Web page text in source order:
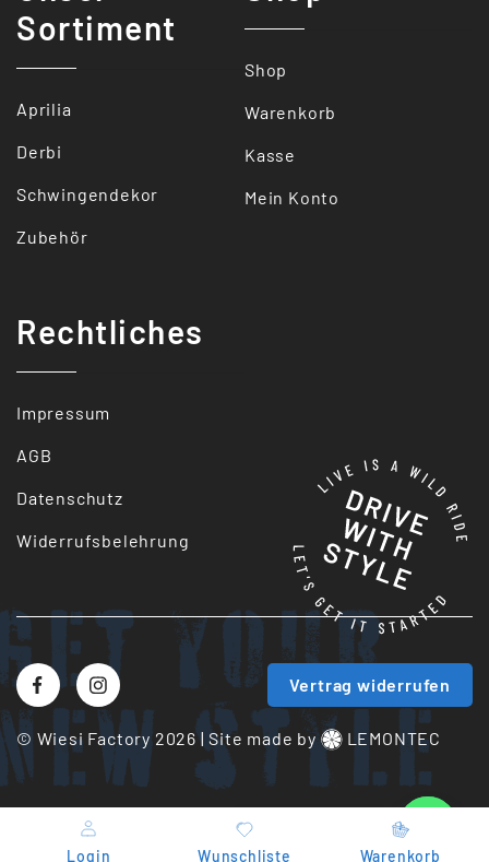
Login Wunschliste Warenkorb
Sortiment
Aprilia
Derbi
Schwingendekor
Zubehör
Shop
Warenkorb
Kasse
Mein Konto
Rechtliches
Impressum
AGB
Datenschutz
Widerrufsbelehrung
© Wiesi Factory 2026|Site made by LEMONTEC
Vertrag widerrufen
your
style
Whatsapp us